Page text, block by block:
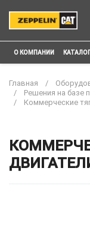
О КОМПАНИИ
Главная
Решения на
Коммерческие